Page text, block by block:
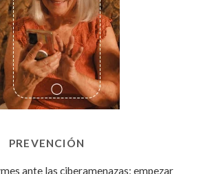
PREVENCIÓN
ante las ciberamenazas: empezar